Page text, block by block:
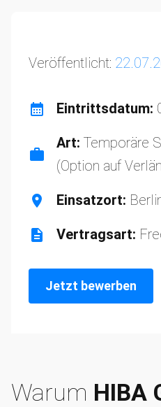
Veröffentlicht:
Eintrittsdatum:
Art: Temporäre
(Option auf
Einsatzort:
Vertragsart:
Jetzt bewerben
Warum HIBA